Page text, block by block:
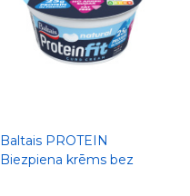
Baltais PROTEIN
Biezpiena krēms bez